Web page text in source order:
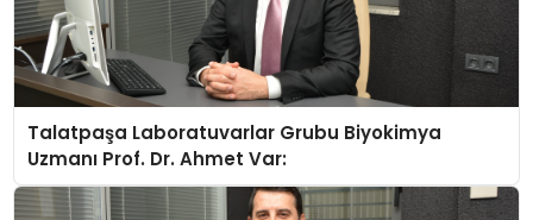
Talatpaşa Laboratuvarlar Grubu Biyokimya
Uzmanı Prof. Dr. Ahmet Var: